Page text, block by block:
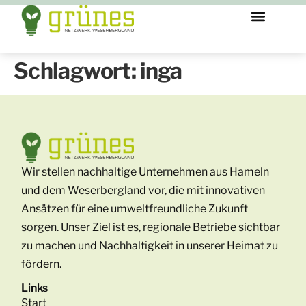
Schlagwort:inga
Wir stellen nachhaltige Unternehmen aus Hameln
und dem Weserbergland vor, die mit innovativen
Ansätzen für eine umweltfreundliche Zukunft
sorgen. Unser Ziel ist es, regionale Betriebe sichtbar
zu machen und Nachhaltigkeit in unserer Heimat zu
fördern.
Links
Start